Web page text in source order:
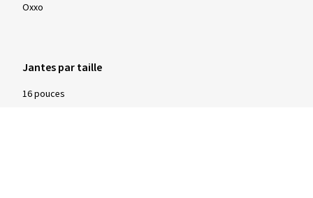
Oxxo
Jantes par taille
16 pouces